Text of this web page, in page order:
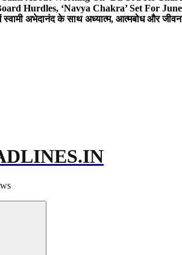
Hurdles, ‘Navya Chakra’ Set For June
अभेदानंद के साथ अध्यात्म, आत्मबोध और जीवन